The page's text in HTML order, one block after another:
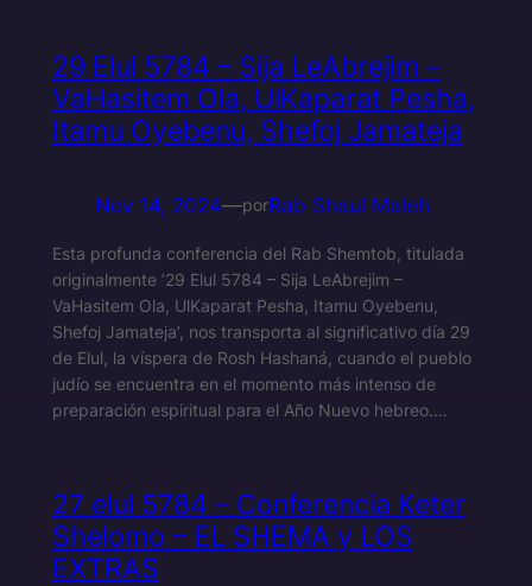
29 Elul 5784 – Sija LeAbrejim –
VaHasitem Ola, UlKaparat Pesha,
Itamu Oyebenu, Shefoj Jamateja
Nov 14, 2024—porRab Shaul Maleh
Esta profunda conferencia del Rab Shemtob, titulada
originalmente ’29 Elul 5784 – Sija LeAbrejim –
VaHasitem Ola, UlKaparat Pesha, Itamu Oyebenu,
Shefoj Jamateja’, nos transporta al significativo día 29
de Elul, la víspera de Rosh Hashaná, cuando el pueblo
judío se encuentra en el momento más intenso de
preparación espiritual para el Año Nuevo hebreo.…
27 elul 5784 – Conferencia Keter
Shelomo – EL SHEMA y LOS
EXTRAS